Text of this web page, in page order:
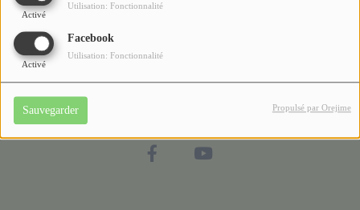
Activé
Utilisation: Fonctionnalité
Facebook
Activé
Utilisation: Fonctionnalité
Sauvegarder Propulsé par Orejime